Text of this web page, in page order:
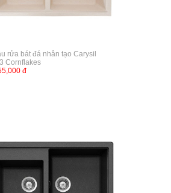
rửa bát đá nhân tạo Carysil
Cornflakes
đ